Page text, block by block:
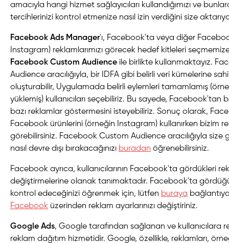
amacıyla hangi hizmet sağlayıcıları kullandığımızı ve
tercihlerinizi kontrol etmenize nasıl izin verdiğini size
Facebook Ads Manager'ı, Facebook'ta veya diğer
Instagram) reklamlarımızı görecek hedef kitleleri
Facebook Custom Audience ile birlikte kullanmaktayız.
Audience aracılığıyla, bir IDFA gibi belirli veri kümelerine
oluşturabilir, Uygulamada belirli eylemleri tamamlamış
yüklemiş) kullanıcıları seçebiliriz. Bu sayede, Facebook'tan
bazı reklamlar göstermesini isteyebiliriz. Sonuç olarak,
Facebook ürünlerini (örneğin Instagram) kullanırken bizim
görebilirsiniz. Facebook Custom Audience aracılığıyla size
nasıl devre dışı bırakacağınızı buradan öğrenebilirsiniz.
Facebook ayrıca, kullanıcılarının Facebook'ta gördükleri
değiştirmelerine olanak tanımaktadır. Facebook'ta
kontrol edeceğinizi öğrenmek için, lütfen buraya
Facebook üzerinden reklam ayarlarınızı değiştiriniz.
Google Ads, Google tarafından sağlanan ve kullanıcılara
reklam dağıtım hizmetidir. Google, özellikle, reklamları,